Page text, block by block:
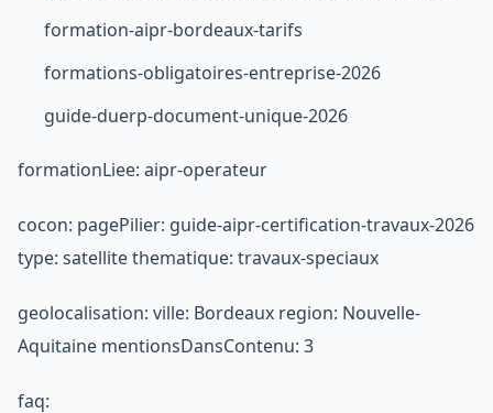
formation-aipr-bordeaux-tarifs
formations-obligatoires-entreprise-2026
guide-duerp-document-unique-2026
formationLiee: aipr-operateur
cocon: pagePilier: guide-aipr-certification-travaux-2026
type: satellite thematique: travaux-speciaux
geolocalisation: ville: Bordeaux region: Nouvelle-
Aquitaine mentionsDansContenu: 3
faq: